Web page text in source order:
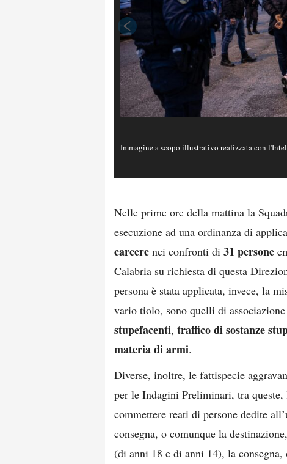
Immagine a scopo illustrativo realizzata con
Nelle prime ore della mattina la
esecuzione ad una ordinanza di
carcere nei confronti di 31 persone
Calabria su richiesta di questa
persona è stata applicata, invece, la
vario tiolo, sono quelli di
stupefacenti, traffico di sostanze
materia di armi.
Diverse, inoltre, le fattispecie
per le Indagini Preliminari, tra
commettere reati di persone dedite
consegna, o comunque la
(di anni 18 e di anni 14), la